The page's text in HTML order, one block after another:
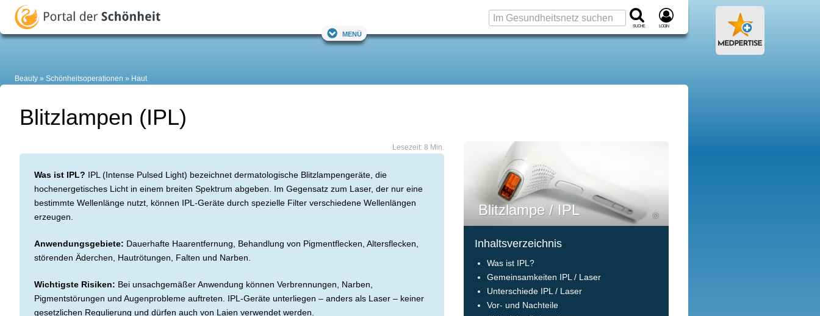
Suche Login
Menü
Beauty Schönheitsoperationen Haut
Blitzlampen (IPL)
Lesezeit: 8 Min.
Was ist IPL? IPL (Intense Pulsed Light) bezeichnet dermatologische Blitzlampengeräte, die
hochenergetisches Licht in einem breiten Spektrum abgeben. Im Gegensatz zum Laser, der nur eine
bestimmte Wellenlänge nutzt, können IPL-Geräte durch spezielle Filter verschiedene Wellenlängen
erzeugen.
Anwendungsgebiete: Dauerhafte Haarentfernung, Behandlung von Pigmentflecken, Altersflecken,
störenden Äderchen, Hautrötungen, Falten und Narben.
Wichtigste Risiken: Bei unsachgemäßer Anwendung können Verbrennungen, Narben,
Pigmentstörungen und Augenprobleme auftreten. IPL-Geräte unterliegen – anders als Laser – keiner
gesetzlichen Regulierung und dürfen auch von Laien verwendet werden.
Blitzlampe / IPL ©
Inhaltsverzeichnis
Was ist IPL?
Gemeinsamkeiten IPL / Laser
Unterschiede IPL / Laser
Vor- und Nachteile